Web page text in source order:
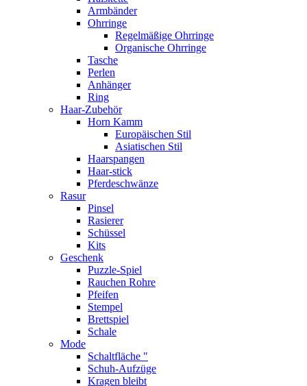
Armbänder
Ohrringe
Regelmäßige Ohrringe
Organische Ohrringe
Tasche
Perlen
Anhänger
Ring
Haar-Zubehör
Horn Kamm
Europäischen Stil
Asiatischen Stil
Haarspangen
Haar-stick
Pferdeschwänze
Rasur
Pinsel
Rasierer
Schüssel
Kits
Geschenk
Puzzle-Spiel
Rauchen Rohre
Pfeifen
Stempel
Brettspiel
Schale
Mode
Schaltfläche "
Schuh-Aufzüge
Kragen bleibt